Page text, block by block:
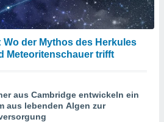
Wo der Mythos des Herkules
Meteoritenschauer trifft
aus Cambridge entwickeln ein
aus lebenden Algen zur